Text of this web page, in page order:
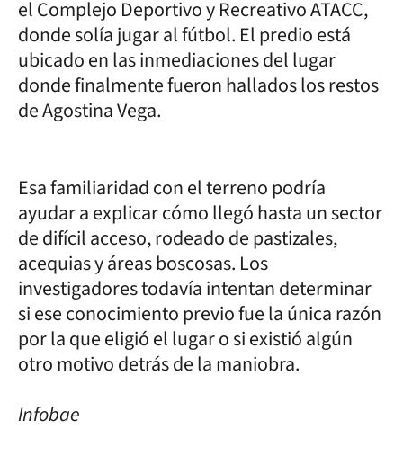
el Complejo Deportivo y Recreativo ATACC,
donde solía jugar al fútbol. El predio está
ubicado en las inmediaciones del lugar
donde finalmente fueron hallados los restos
de Agostina Vega.
Esa familiaridad con el terreno podría
ayudar a explicar cómo llegó hasta un sector
de difícil acceso, rodeado de pastizales,
acequias y áreas boscosas. Los
investigadores todavía intentan determinar
si ese conocimiento previo fue la única razón
por la que eligió el lugar o si existió algún
otro motivo detrás de la maniobra.
Infobae